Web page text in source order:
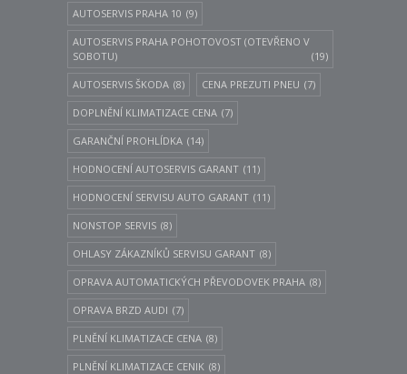
AUTOSERVIS PRAHA 10 (9)
AUTOSERVIS PRAHA POHOTOVOST (OTEVŘENO V
SOBOTU)
(19)
AUTOSERVIS ŠKODA (8) CENA PREZUTI PNEU (7)
DOPLNĚNÍ KLIMATIZACE CENA (7)
GARANČNÍ PROHLÍDKA (14)
HODNOCENÍ AUTOSERVIS GARANT (11)
HODNOCENÍ SERVISU AUTO GARANT (11)
NONSTOP SERVIS (8)
OHLASY ZÁKAZNÍKŮ SERVISU GARANT (8)
OPRAVA AUTOMATICKÝCH PŘEVODOVEK PRAHA (8)
OPRAVA BRZD AUDI (7)
PLNĚNÍ KLIMATIZACE CENA (8)
PLNĚNÍ KLIMATIZACE CENIK (8)